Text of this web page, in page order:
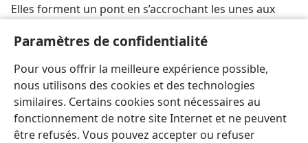
Paramètres de confidentialité
Pour vous offrir la meilleure expérience possible,
nous utilisons des cookies et des technologies
similaires. Certains cookies sont nécessaires au
fonctionnement de notre site Internet et ne peuvent
être refusés. Vous pouvez accepter ou refuser
Elles forment un pont en s’accrochant les unes aux
© Tim Brown/www.infiniteworld.org